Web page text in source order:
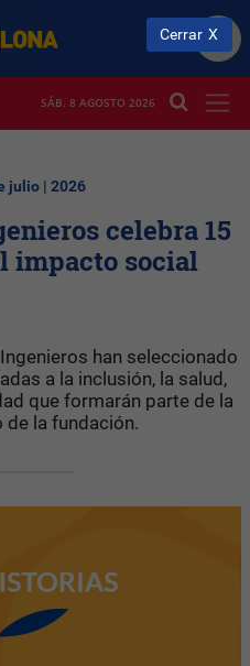
SÁB. 8 AGOSTO 2026
julio | 2026
celebra 15
impacto social
han seleccionado
a la inclusión, la salud,
que formarán parte de la
de la fundación.
Cerrar